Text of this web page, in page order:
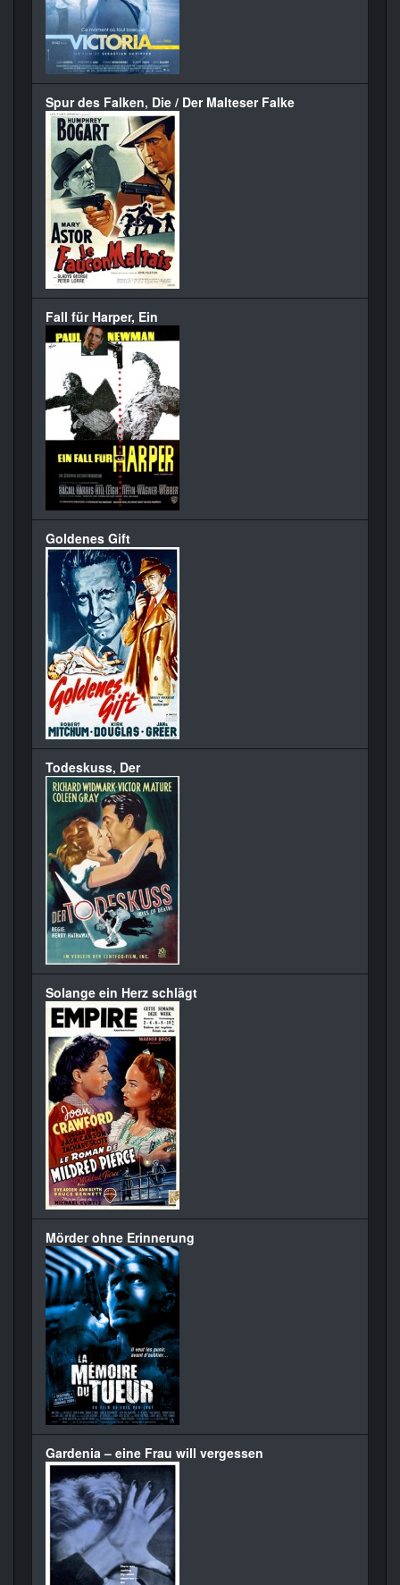
Spur des Falken, Die / Der Malteser Falke
Fall für Harper, Ein
Goldenes Gift
Todeskuss, Der
Solange ein Herz schlägt
Mörder ohne Erinnerung
Gardenia – eine Frau will vergessen